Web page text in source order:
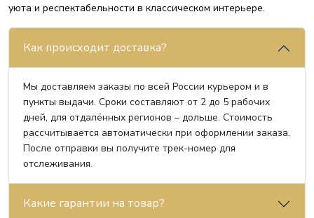
уюта и респектабельности в классическом интерьере.
Как происходит доставка?
Мы доставляем заказы по всей России курьером и в
пункты выдачи. Сроки составляют от 2 до 5 рабочих
дней, для отдалённых регионов – дольше. Стоимость
рассчитывается автоматически при оформлении заказа.
После отправки вы получите трек-номер для
отслеживания.
Какие гарантии на товар?